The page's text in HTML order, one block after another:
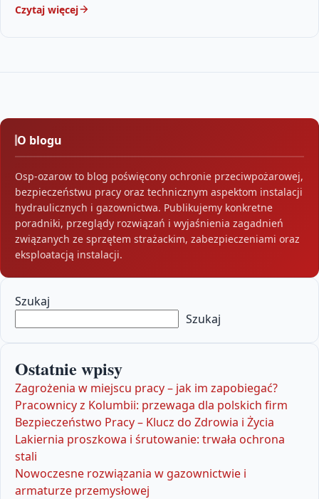
Czytaj więcej
O blogu
Osp-ozarow to blog poświęcony ochronie przeciwpożarowej,
bezpieczeństwu pracy oraz technicznym aspektom instalacji
hydraulicznych i gazownictwa. Publikujemy konkretne
poradniki, przeglądy rozwiązań i wyjaśnienia zagadnień
związanych ze sprzętem strażackim, zabezpieczeniami oraz
eksploatacją instalacji.
Szukaj
Szukaj
Ostatnie wpisy
Zagrożenia w miejscu pracy – jak im zapobiegać?
Pracownicy z Kolumbii: przewaga dla polskich firm
Bezpieczeństwo Pracy – Klucz do Zdrowia i Życia
Lakiernia proszkowa i śrutowanie: trwała ochrona
stali
Nowoczesne rozwiązania w gazownictwie i
armaturze przemysłowej